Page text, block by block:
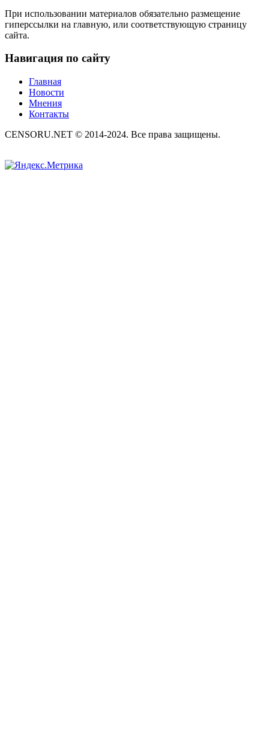
При использовании материалов обязательно размещение
гиперссылки на главную, или соответствующую страницу
сайта.
Навигация по сайту
Главная
Новости
Мнения
Контакты
CENSORU.NET © 2014-2024. Все права защищены.